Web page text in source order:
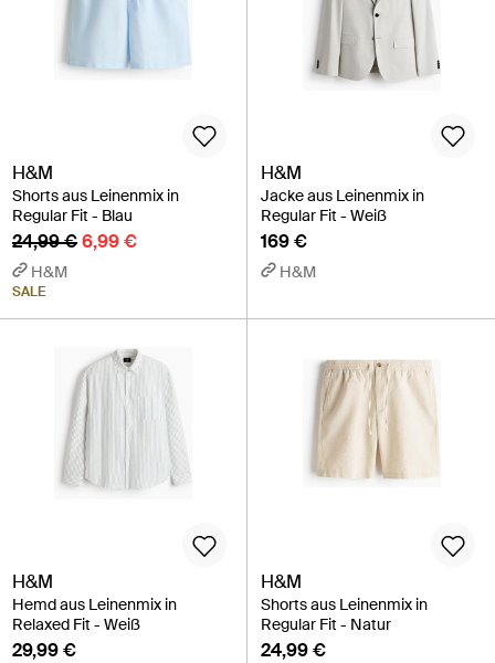
H&M
Shorts aus Leinenmix in
Regular Fit - Blau
24,99 €6,99 €
H&M
SALE
H&M
Jacke aus Leinenmix in
Regular Fit - Weiß
169 €
H&M
H&M
Hemd aus Leinenmix in
Relaxed Fit - Weiß
29,99 €
H&M
Shorts aus Leinenmix in
Regular Fit - Natur
24,99 €